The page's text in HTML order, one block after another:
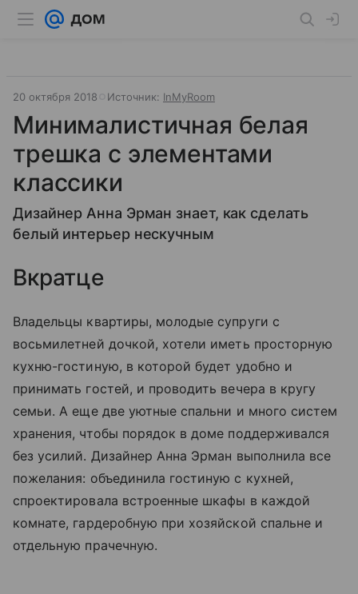
20 октября 2018 Источник: InMyRoom
Минималистичная белая
трешка с элементами
классики
Дизайнер Анна Эрман знает, как сделать
белый интерьер нескучным
Вкратце
Владельцы квартиры, молодые супруги с
восьмилетней дочкой, хотели иметь просторную
кухню-гостиную, в которой будет удобно и
принимать гостей, и проводить вечера в кругу
семьи. А еще две уютные спальни и много систем
хранения, чтобы порядок в доме поддерживался
без усилий. Дизайнер Анна Эрман выполнила все
пожелания: объединила гостиную с кухней,
спроектировала встроенные шкафы в каждой
комнате, гардеробную при хозяйской спальне и
отдельную прачечную.